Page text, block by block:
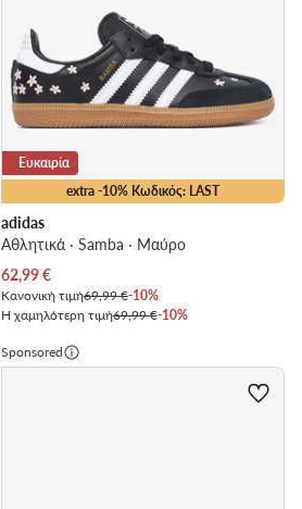
extra -10% Κωδικός: LAST
Ευκαιρία
adidas
Αθλητικά · Samba · Μαύρο
Τρέχουσα τιμή
62,99€
Κανονική τιμή69,99 €-10%
Η χαμηλότερη τιμή69,99 €-10%
Sponsored